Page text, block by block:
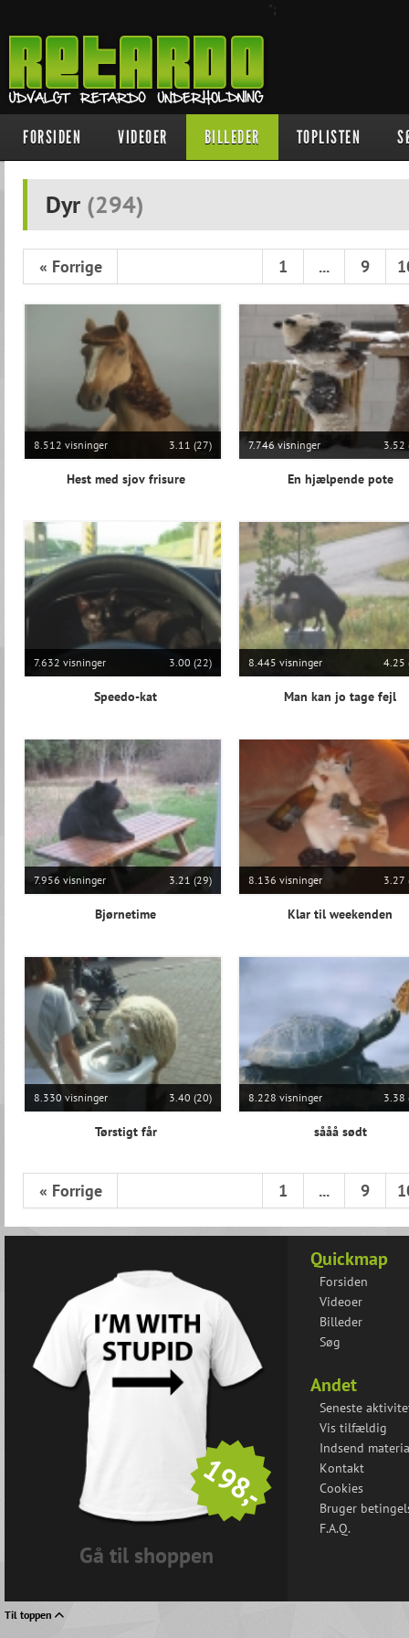
";
FORSIDEN VIDEOER BILLEDER TOPLISTEN
Dyr (294)
« Forrige 1 ... 9
8.512 visninger 3.11 (27)
Hest med sjov frisure
7.746 visninger 3.52
En hjælpende pote
7.632 visninger 3.00 (22)
Speedo-kat
8.445 visninger 4.25
Man kan jo tage fejl
7.956 visninger 3.21 (29)
Bjørnetime
8.136 visninger 3.27
Klar til weekenden
8.330 visninger 3.40 (20)
Tørstigt får
8.228 visninger 3.38
sååå sødt
« Forrige 1 ... 9
198,-
Gå til shoppen
Quickmap
Forsiden
Videoer
Billeder
Søg
Andet
Seneste
Vis tilfældig
Indsend
Kontakt
Cookies
Bruger
F.A.Q.
Til toppen